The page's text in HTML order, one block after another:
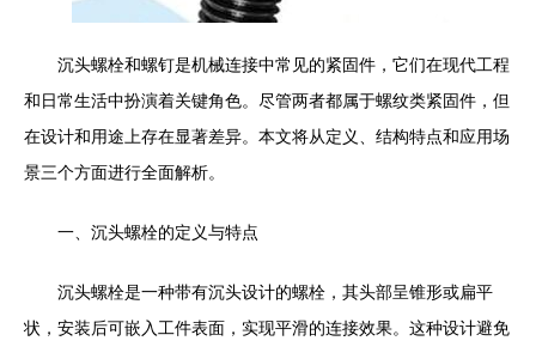
沉头螺栓和螺钉是机械连接中常见的紧固件，它们在现代工程
和日常生活中扮演着关键角色。尽管两者都属于螺纹类紧固件，但
在设计和用途上存在显著差异。本文将从定义、结构特点和应用场
景三个方面进行全面解析。
一、沉头螺栓的定义与特点
沉头螺栓是一种带有沉头设计的螺栓，其头部呈锥形或扁平
状，安装后可嵌入工件表面，实现平滑的连接效果。这种设计避免